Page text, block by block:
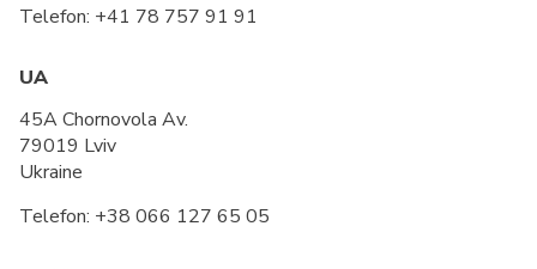
Telefon: +41 78 757 91 91
UA
45A Chornovola Av.
79019 Lviv
Ukraine
Telefon: +38 066 127 65 05